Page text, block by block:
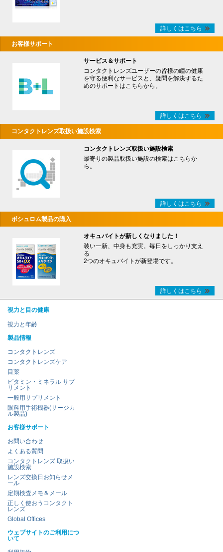
詳しくはこちら
お客様サポート
サービス＆サポート
コンタクトレンズユーザーの皆様の瞳の健康
を守る便利なサービスと、疑問を解決するた
めのサポートはこちらから。
詳しくはこちら
コンタクトレンズ取扱い施設検索
コンタクトレンズ取扱い施設検索
最寄りの製品取扱い施設の検索はこちらか
ら。
詳しくはこちら
ボシュロム製品の購入
オキュバイトが新しくなりました！
装い一新、中身も充実。毎日をしっかり支え
る
2つのオキュバイトが新登場です。
詳しくはこちら
視力と目の健康
視力と年齢
製品情報
コンタクトレンズ
コンタクトレンズケア
目薬
ビタミン・ミネラル サプ
リメント
一般用サプリメント
眼科用手術機器(サージカ
ル製品)
お客様サポート
お問い合わせ
よくある質問
コンタクトレンズ 取扱い
施設検索
レンズ交換日お知らせメ
ール
定期検査メモ＆メール
正しく使おうコンタクト
レンズ
Global Offices
ウェブサイトのご利用につ
いて